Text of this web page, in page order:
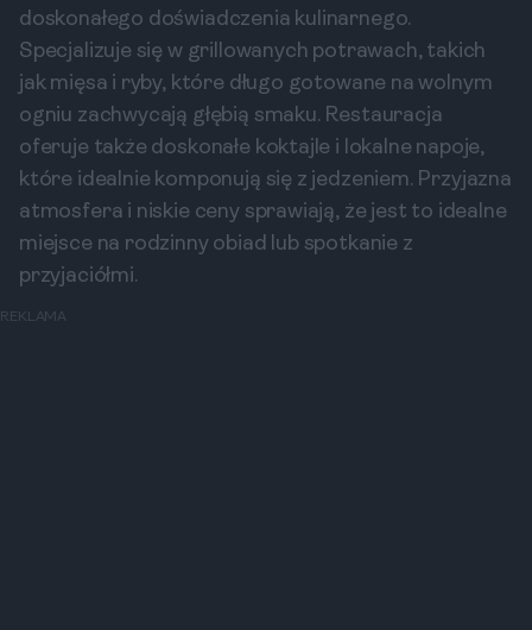
doskonałego doświadczenia kulinarnego.
Specjalizuje się w grillowanych potrawach, takich
jak mięsa i ryby, które długo gotowane na wolnym
ogniu zachwycają głębią smaku. Restauracja
oferuje także doskonałe koktajle i lokalne napoje,
które idealnie komponują się z jedzeniem. Przyjazna
atmosfera i niskie ceny sprawiają, że jest to idealne
miejsce na rodzinny obiad lub spotkanie z
przyjaciółmi.
REKLAMA